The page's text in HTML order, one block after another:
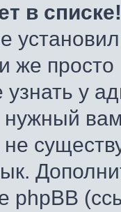
в списке!
же
узнать у
не
phpBB